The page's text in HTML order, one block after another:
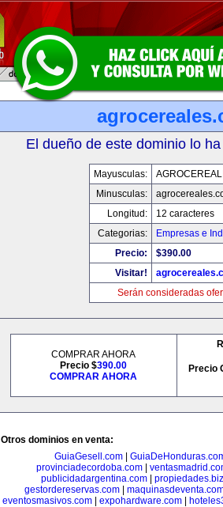
El dueño de este dominio lo
Mayusculas:
Minusculas:
Longitud:
12 caracteres
Categorias:
Empresas e
Precio:
$390.00
Visitar!
Serán consideradas
COMPRAR AHORA
Precio $390.00
COMPRAR AHORA
Precio
Otros dominios en venta:
GuiaGesell.com
provinciadecordoba.com
publicidadargentina.com| propiedades.biz
gestordereservas.com|
eventosmasivos.com
expohardware.com